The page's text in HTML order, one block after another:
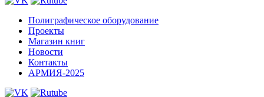
Полиграфическое оборудование
Проекты
Магазин книг
Новости
Контакты
АРМИЯ-2025